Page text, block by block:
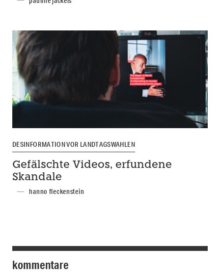
DESINFORMATION VOR LANDTAGSWAHLEN
Gefälschte Videos, erfundene
Skandale
hanno fleckenstein
kommentare